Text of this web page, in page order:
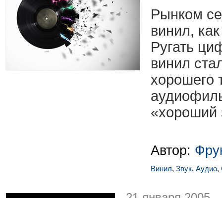
Рынком
винил,
Ругать
винил
хорошего
«хороший
Автор:
Винил, Звук, Аудио,